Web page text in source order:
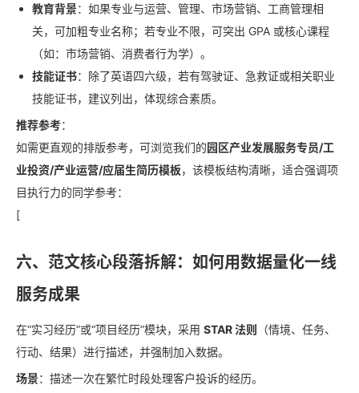
教育背景：如果专业与运营、管理、市场营销、工商管理相
关，可加粗专业名称；若专业不限，可突出 GPA 或核心课程
（如：市场营销、消费者行为学）。
技能证书：除了英语四六级，若有驾驶证、急救证或相关职业
技能证书，建议列出，体现综合素质。
推荐参考：
如需更直观的排版参考，可浏览我们的园区产业发展服务专员/工
业投资/产业运营/应届生简历模板，该模板结构清晰，适合强调项
目执行力的同学参考：
[
六、范文核心段落拆解：如何用数据量化一线
服务成果
在“实习经历”或“项目经历”模块，采用 STAR 法则
（情境、任务、
行动、结果）进行描述，并强制加入数据。
场景：描述一次在繁忙时段处理客户投诉的经历。